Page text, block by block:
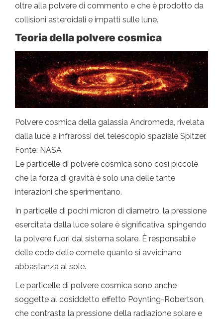
oltre alla polvere di commento e che è prodotto da
collisioni asteroidali e impatti sulle lune.
Teoria della polvere cosmica
Polvere cosmica della galassia Andromeda, rivelata
dalla luce a infrarossi del telescopio spaziale Spitzer.
Fonte: NASA
Le particelle di polvere cosmica sono così piccole
che la forza di gravità è solo una delle tante
interazioni che sperimentano.
In particelle di pochi micron di diametro, la pressione
esercitata dalla luce solare è significativa, spingendo
la polvere fuori dal sistema solare. È responsabile
delle code delle comete quanto si avvicinano
abbastanza al sole.
Le particelle di polvere cosmica sono anche
soggette al cosiddetto effetto Poynting-Robertson,
che contrasta la pressione della radiazione solare e